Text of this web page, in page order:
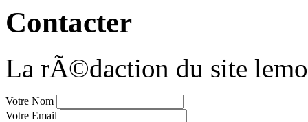
Contacter
La rÃ©daction du site
Votre Nom
Votre Email